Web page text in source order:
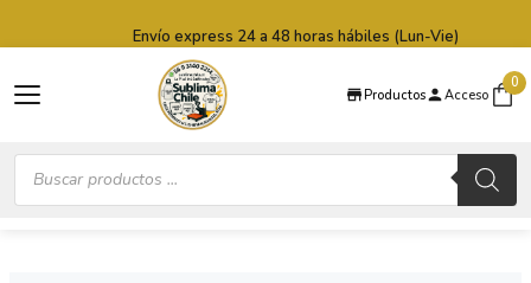
Productos Acceso
0
Búsqueda
productos
Envío express 24 a 48 horas hábiles (Lun-Vie)